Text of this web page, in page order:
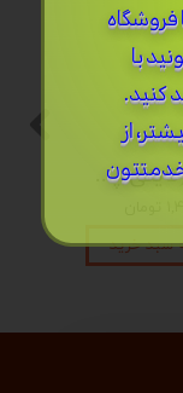
پیکوپن (تاینی پن) 6 نت برند دلکو
سبد خرید
فروشگاه
با
کنید.
از